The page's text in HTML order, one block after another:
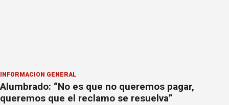
INFORMACION GENERAL
Alumbrado: “No es que no queremos pagar,
queremos que el reclamo se resuelva”